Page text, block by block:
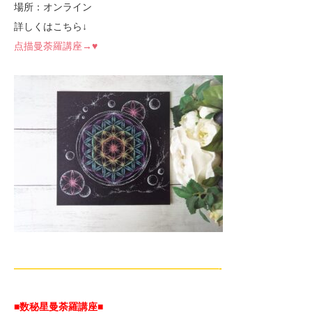
場所：オンライン
詳しくはこちら↓
点描曼荼羅講座→♥
—————————————————————-
■数秘星曼荼羅講座■